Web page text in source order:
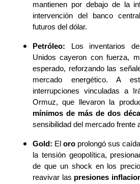
mantienen por debajo de la
intervención del banco
futuros del dólar.
Petróleo: Los inventarios
Unidos cayeron con fuerza,
esperado, reforzando las
mercado energético. A
interrupciones vinculadas a
Ormuz, que llevaron la
mínimos de más de dos
sensibilidad del mercado frente
Gold: El oro prolongó sus
la tensión geopolítica,
de que un shock en los
reavivar las presiones